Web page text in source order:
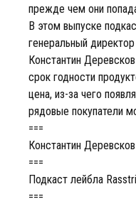
прежде чем они
В этом выпуске
генеральный
Константин
срок годности
цена, из-за чего
рядовые покупатели
===
Константин
===
Подкаст лейбла